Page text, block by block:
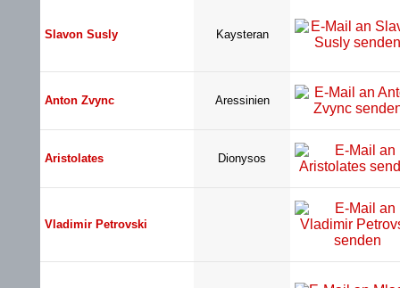
Slavon Susly Kaysteran
Anton Zvync Aressinien
Aristolates Dionysos
Vladimir Petrovski